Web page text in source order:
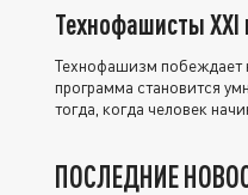
Технофашисты XXI
Технофашизм побеждает
программа становится
тогда, когда человек
ПОСЛЕДНИЕ